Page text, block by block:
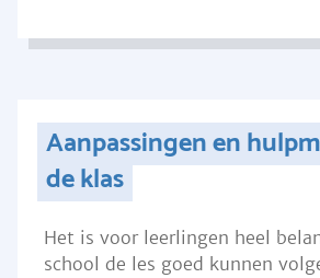
Aanpassingen en
de klas
Het is voor leerlingen heel
school de les goed kunnen